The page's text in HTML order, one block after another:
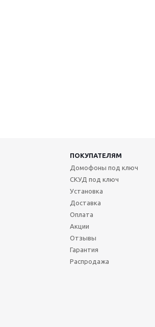
ПОКУПАТЕЛЯМ
Домофоны под ключ
СКУД под ключ
Установка
Доставка
Оплата
Акции
Отзывы
Гарантия
Распродажа